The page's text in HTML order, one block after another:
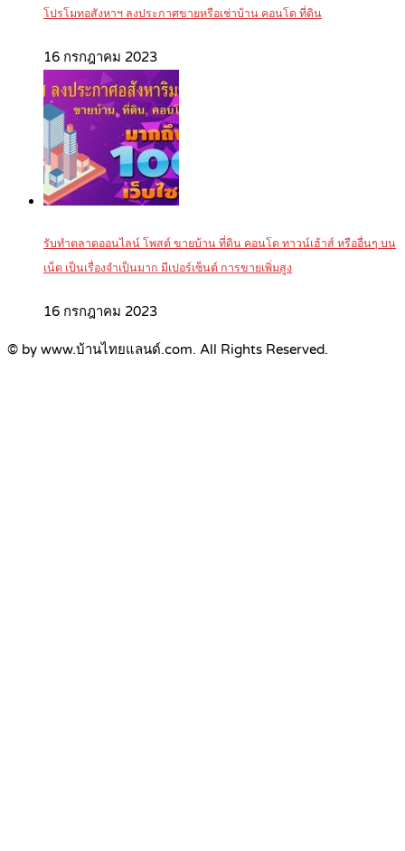
โปรโมทอสังหาฯ ลงประกาศขายหรือเช่าบ้าน คอนโด ที่ดิน
16 กรกฎาคม 2023
รับทำตลาดออนไลน์ โพสต์ ขายบ้าน ที่ดิน คอนโด ทาวน์เฮ้าส์ หรืออื่นๆ บน
เน็ต เป็นเรื่องจำเป็นมาก มีเปอร์เซ็นต์ การขายเพิ่มสูง
16 กรกฎาคม 2023
© by www.บ้านไทยแลนด์.com. All Rights Reserved.